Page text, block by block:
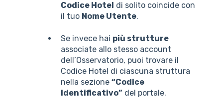
Codice Hotel di solito coincide con
il tuo Nome Utente.
Se invece hai più strutture
associate allo stesso account
dell’Osservatorio, puoi trovare il
Codice Hotel di ciascuna struttura
nella sezione “Codice
Identificativo” del portale.